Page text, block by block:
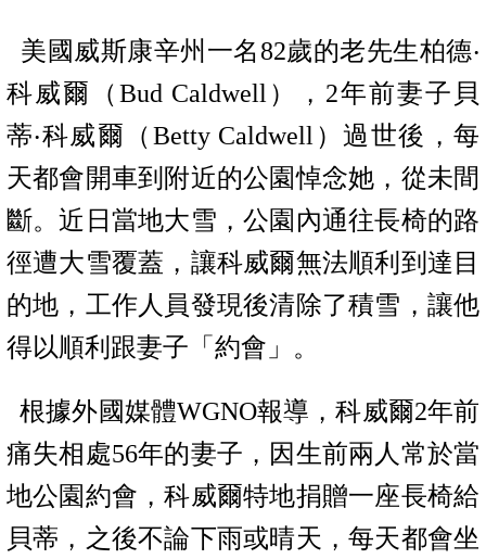
美國威斯康辛州一名 82歲的老先生柏德‧
科威爾（Bud Caldwell ）， 2年前妻子貝
蒂‧科威爾（Betty Caldwell ）過世後，每
天都會開車到附近的公園悼念她，從未間
斷。近日當地大雪，公園內通往長椅的路
徑遭大雪覆蓋，讓科威爾無法順利到達目
的地，工作人員發現後清除了積雪，讓他
得以順利跟妻子「約會」。
根據外國媒體WGNO報導，科威爾2年前
痛失相處56年的妻子，因生前兩人常於當
地公園約會，科威爾特地捐贈一座長椅給
貝蒂， 之後不論下雨或晴天，每天都會坐